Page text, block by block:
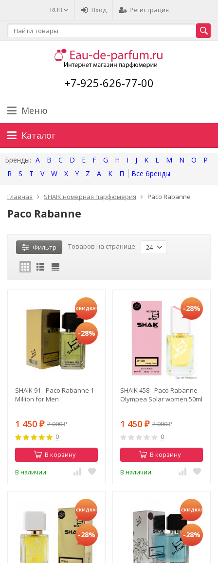
RUB Вход Регистрация
+7-925-626-77-00
Меню
Каталог
A B C D E F G H I J K L M N O
P
R
S T V W X Y Z А К П
Главная SHAIK номерная парфюмерия Paco Rabanne
Paco Rabanne
Фильтр Товаров на странице: 24
СКИДКА!
-28%
SHAIK 91 - Paco Rabanne 1
Million for Men
1 450 ₽ 2 000₽
0
В корзину
В наличии
-28%
SHAIK 458 - Paco Rabanne
Olympea Solar women 50ml
1 450 ₽ 2 000₽
0
В корзину
В наличии
СКИДКА!
-28%
СКИДКА!
-28%